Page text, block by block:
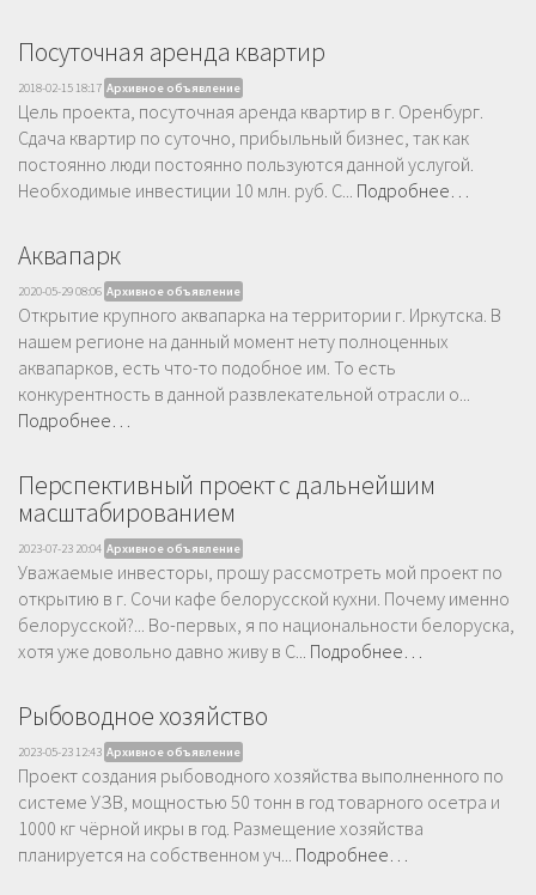
Посуточная аренда квартир
2018-02-15 18:17 Архивное объявление
Цель проекта, посуточная аренда квартир в г. Оренбург.
Сдача квартир по суточно, прибыльный бизнес, так как
постоянно люди постоянно пользуются данной услугой.
Необходимые инвестиции 10 млн. руб. С... Подробнее…
Аквапарк
2020-05-29 08:06 Архивное объявление
Открытие крупного аквапарка на территории г. Иркутска. В
нашем регионе на данный момент нету полноценных
аквапарков, есть что-то подобное им. То есть
конкурентность в данной развлекательной отрасли о...
Подробнее…
Перспективный проект с дальнейшим
масштабированием
2023-07-23 20:04 Архивное объявление
Уважаемые инвесторы, прошу рассмотреть мой проект по
открытию в г. Сочи кафе белорусской кухни. Почему именно
белорусской?... Во-первых, я по национальности белоруска,
хотя уже довольно давно живу в С... Подробнее…
Рыбоводное хозяйство
2023-05-23 12:43 Архивное объявление
Проект создания рыбоводного хозяйства выполненного по
системе УЗВ, мощностью 50 тонн в год товарного осетра и
1000 кг чёрной икры в год. Размещение хозяйства
планируется на собственном уч... Подробнее…